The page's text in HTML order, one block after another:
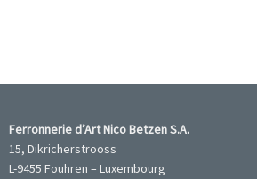
Ferronnerie d’Art Nico Betzen S.A.
15, Dikricherstrooss
L-9455 Fouhren – Luxembourg